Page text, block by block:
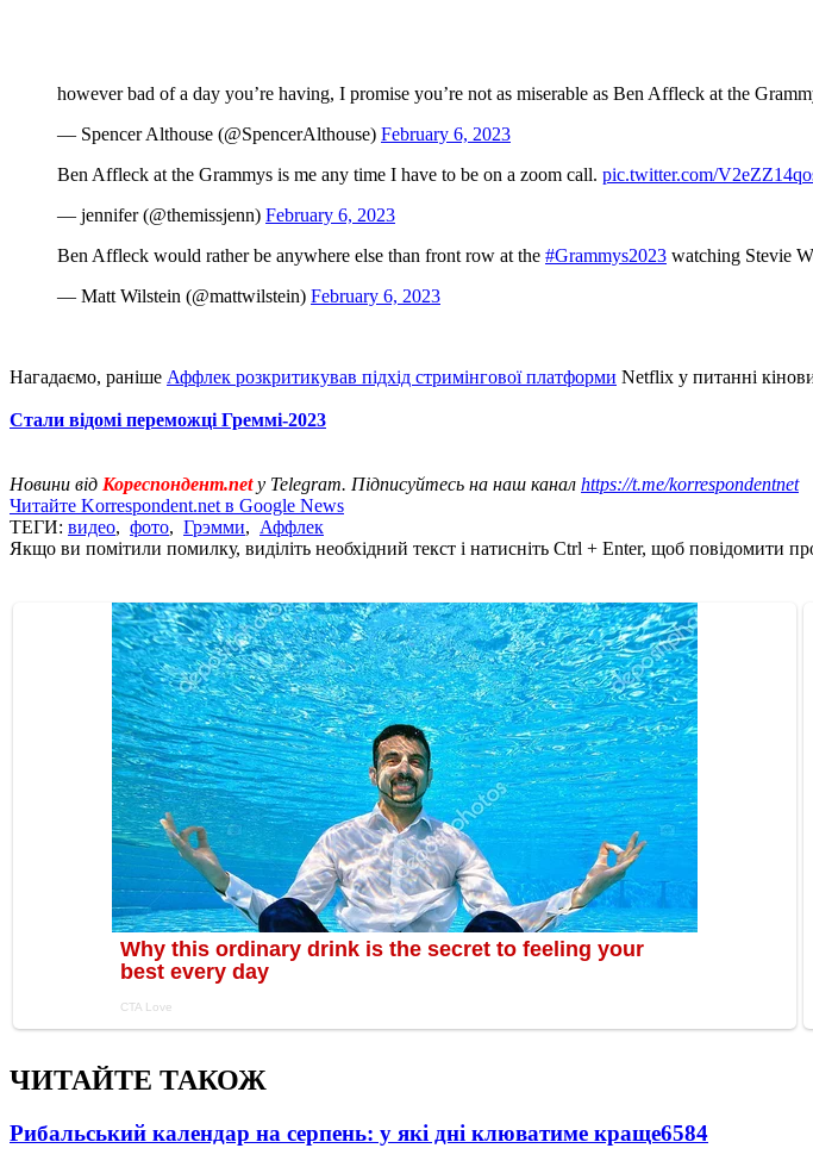
however bad of a day you’re having, I promise you’re not as miserable as Ben Affleck at the
— Spencer Althouse (@SpencerAlthouse) February 6, 2023
Ben Affleck at the Grammys is me any time I have to be on a zoom call. pic.twitter.com/
— jennifer (@themissjenn) February 6, 2023
Ben Affleck would rather be anywhere else than front row at the #Grammys2023 watching Stevie
— Matt Wilstein (@mattwilstein) February 6, 2023
Нагадаємо, раніше Аффлек розкритикував підхід стримінгової платформи Netflix у питанні
Стали відомі переможці Греммі-2023
Новини від Кореспондент.netу Telegram. Підписуйтесь на наш канал https://t.me/korrespondentnet
Читайте Korrespondent.net в Google News
ТЕГИ: видео, фото, Грэмми, Аффлек
Якщо ви помітили помилку, виділіть необхідний текст і натисніть Ctrl + Enter, щоб повідомити
ЧИТАЙТЕ ТАКОЖ
Рибальський календар на серпень: у які дні клюватиме краще6584